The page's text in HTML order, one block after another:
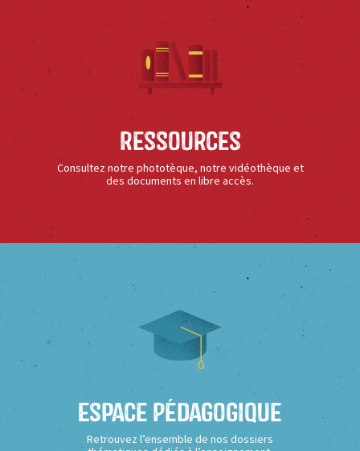
Ressources
Consultez notre phototèque, notre vidéothèque et
des documents en libre accès.
Espace Pédagogique
Retrouvez l’ensemble de nos dossiers